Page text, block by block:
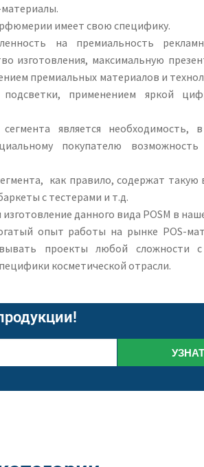
имеет свою специфику.
на премиальность
изготовления, максимальную
премиальных материалов и
подсветки, применением яркой
является необходимость,
покупателю возможность
как правило, содержат такую
с тестерами и т.д.
данного вида POSM в
опыт работы на рынке POS-
проекты любой сложности
косметической отрасли.